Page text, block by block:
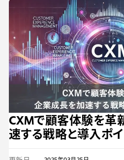
CXMで顧客体験を革
速する戦略と導入ポ